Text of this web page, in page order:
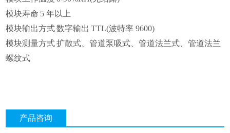
模块寿命 5 年以上
模块输出方式数字输出 TTL(波特率 9600)
模块测量方式扩散式、管道泵吸式、管道法兰式、管道法兰
螺纹式
产品咨询